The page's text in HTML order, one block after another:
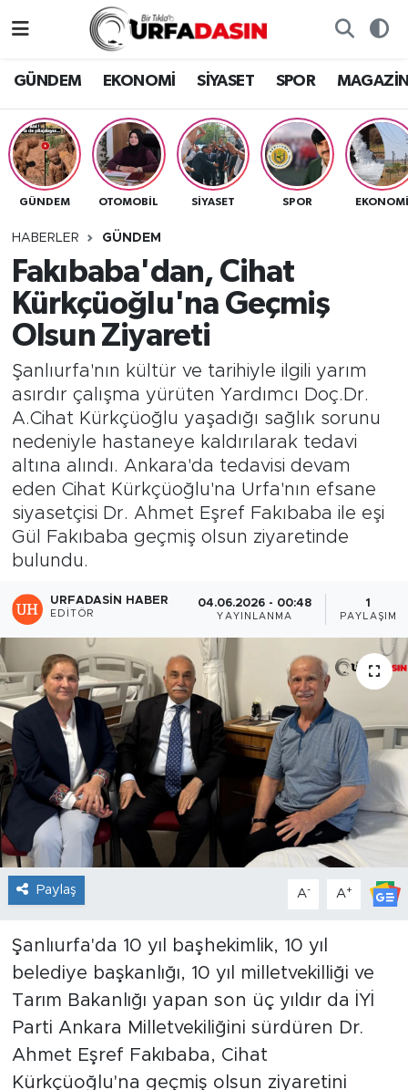
GÜNDEM EKONOMİ SİYASET SPOR
GÜNDEM OTOMOBİL SİYASET SPOR EKONOMİ
HABERLER GÜNDEM
Fakıbaba'dan, Cihat
Kürkçüoğlu'na Geçmiş
Olsun Ziyareti
Şanlıurfa'nın kültür ve tarihiyle ilgili yarım
asırdır çalışma yürüten Yardımcı Doç.Dr.
A.Cihat Kürkçüoğlu yaşadığı sağlık sorunu
nedeniyle hastaneye kaldırılarak tedavi
altına alındı. Ankara'da tedavisi devam
eden Cihat Kürkçüoğlu'na Urfa'nın efsane
siyasetçisi Dr. Ahmet Eşref Fakıbaba ile eşi
Gül Fakıbaba geçmiş olsun ziyaretinde
bulundu.
URFADASIN HABER
EDITÖR
04.06.2026 - 00:48
YAYINLANMA
1
PAYLAŞIM
Paylaş A- A+
Şanlıurfa'da 10 yıl başhekimlik, 10 yıl
belediye başkanlığı, 10 yıl milletvekilliği ve
Tarım Bakanlığı yapan son üç yıldır da İYİ
Parti Ankara Milletvekiliğini sürdüren Dr.
Ahmet Eşref Fakıbaba, Cihat
Kürkçüoğlu'na geçmiş olsun ziyaretini
EKONOMİ
SİYASET
SPOR
SAĞLIK
TEKNOLOJİ
OTOMOBİL
Gizlilik ve Güvenlik Politikası
İletişim
Nöbetçi Eczaneler
Hava Durumu
Namaz Vakitleri
Trafik Durumu
Süper Lig Puan Durumu ve Fikstür
Tüm Manşetler
Son Dakika Haberleri
Haber Arşivi